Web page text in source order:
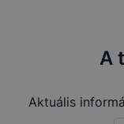
A
Aktuális